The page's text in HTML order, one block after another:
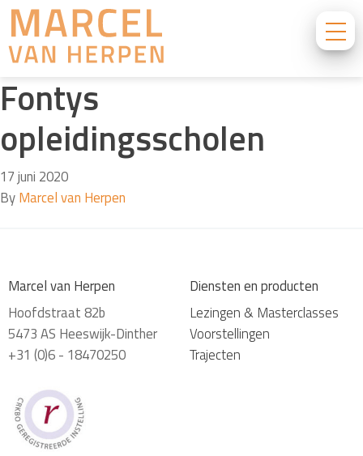
Fontys
opleidingsscholen
17 juni 2020
ByMarcel van Herpen
Marcel van Herpen
Hoofdstraat 82b
5473 AS Heeswijk-Dinther
+31 (0)6 - 18470250
Diensten en producten
Lezingen & Masterclasses
Voorstellingen
Trajecten